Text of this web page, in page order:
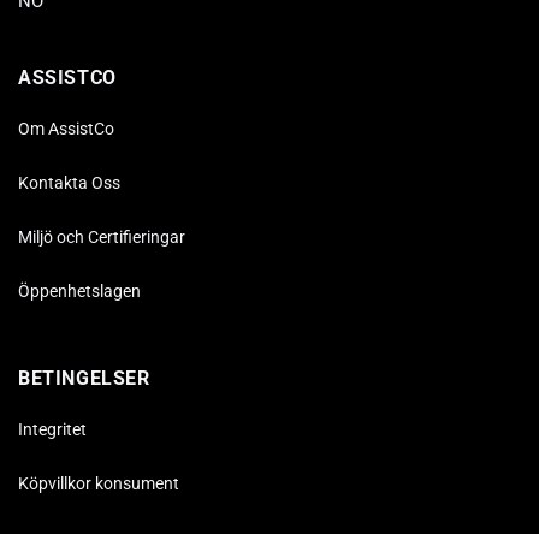
ASSISTCO
Om AssistCo
Kontakta Oss
Miljö och Certifieringar
Öppenhetslagen
BETINGELSER
Integritet
Köpvillkor konsument